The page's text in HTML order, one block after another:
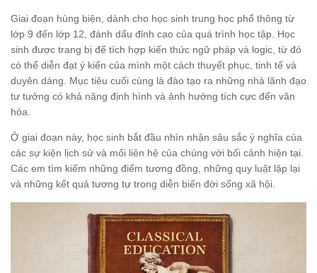
Giai đoạn hùng biện, dành cho học sinh trung học phổ thông từ
lớp 9 đến lớp 12, đánh dấu đỉnh cao của quá trình học tập. Học
sinh được trang bị để tích hợp kiến thức ngữ pháp và logic, từ đó
có thể diễn đạt ý kiến của mình một cách thuyết phục, tinh tế và
duyên dáng. Mục tiêu cuối cùng là đào tạo ra những nhà lãnh đạo
tư tưởng có khả năng định hình và ảnh hưởng tích cực đến văn
hóa.
Ở giai đoạn này, học sinh bắt đầu nhìn nhận sâu sắc ý nghĩa của
các sự kiện lịch sử và mối liên hệ của chúng với bối cảnh hiện tại.
Các em tìm kiếm những điểm tương đồng, những quy luật lặp lại
và những kết quả tương tự trong diễn biến đời sống xã hội.